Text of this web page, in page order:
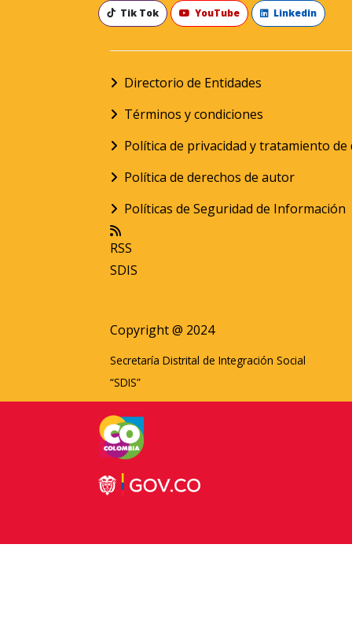
Tik Tok YouTube Linkedin
Directorio de Entidades
Términos y condiciones
Política de privacidad y tratamiento
Política de derechos de autor
Políticas de Seguridad de Información
RSS
SDIS
Copyright @ 2024
Secretaría Distrital de Integración Social
“SDIS”